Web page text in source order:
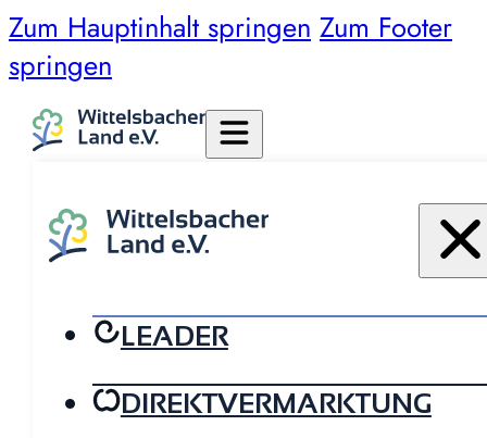
Zum Hauptinhalt springen Zum Footer
springen
LEADER
DIREKTVERMARKTUNG